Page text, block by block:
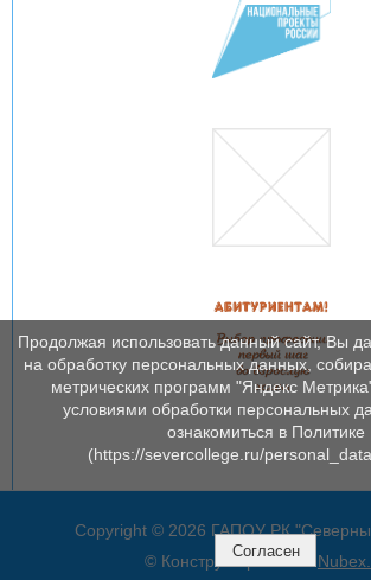
Copyright © 2026 ГАПОУ РК
© Конструктор сайтов
Продолжая использовать данный сайт, Вы
на обработку персональных данных,
метрических программ "Яндекс
условиями обработки персональных
ознакомиться в Политике
(https://severcollege.ru/
Согласен